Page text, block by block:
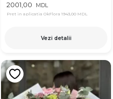
2001,00 MDL
Pret in aplicatia OkFlora 1943,00 MDL
Vezi detalii